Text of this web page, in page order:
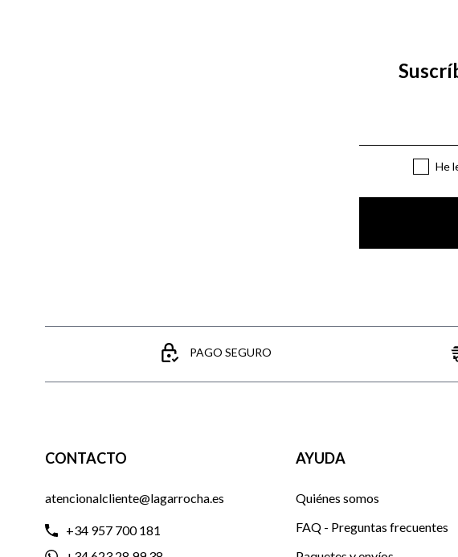
He
PAGO SEGURO
CONTACTO
atencionalcliente@lagarrocha.es
+34 957 700 181
AYUDA
Quiénes somos
FAQ - Preguntas frecuentes